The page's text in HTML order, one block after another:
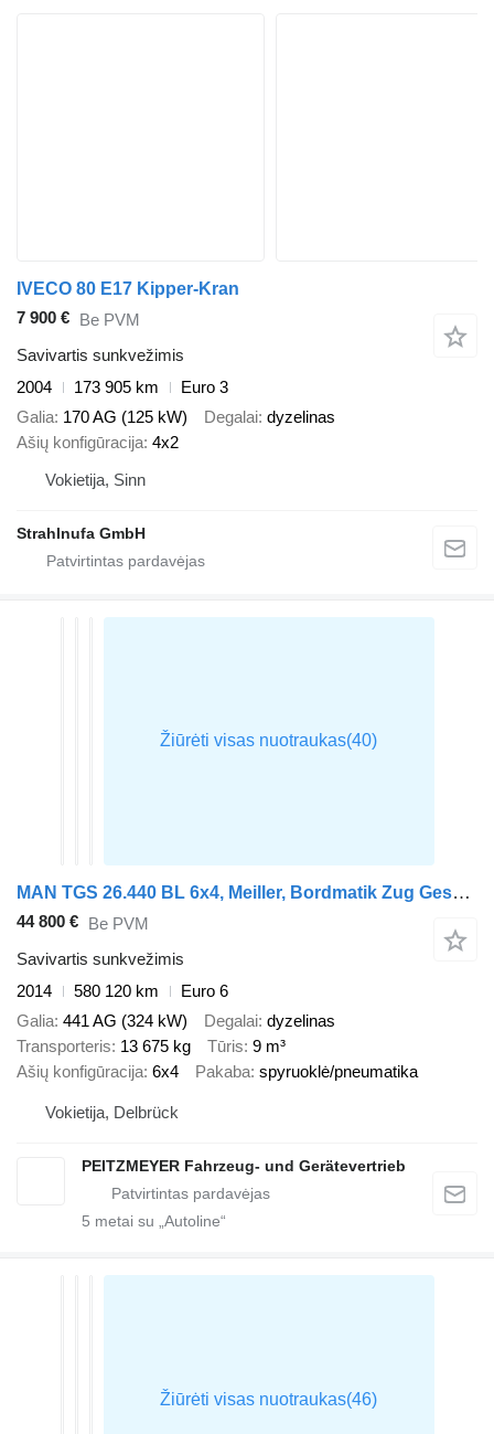
IVECO 80 E17 Kipper-Kran
7 900 € Be PVM
Savivartis sunkvežimis
2004
173 905 km
Euro 3
Galia 170 AG (125 kW) Degalai dyzelinas
Ašių konfigūracija 4x2
Vokietija, Sinn
Strahlnufa GmbH
MAN TGS 26.440 BL 6x4, Meiller, Bordmatik Zug Gesamtgewicht 60.000
44 800 € Be PVM
Savivartis sunkvežimis
2014
580 120 km
Euro 6
Galia 441 AG (324 kW) Degalai dyzelinas
Transporteris 13 675 kg Tūris 9 m³
Ašių konfigūracija 6x4 Pakaba spyruoklė/pneumatika
Vokietija, Delbrück
PEITZMEYER Fahrzeug- und Gerätevertrieb
5 metai su „Autoline“